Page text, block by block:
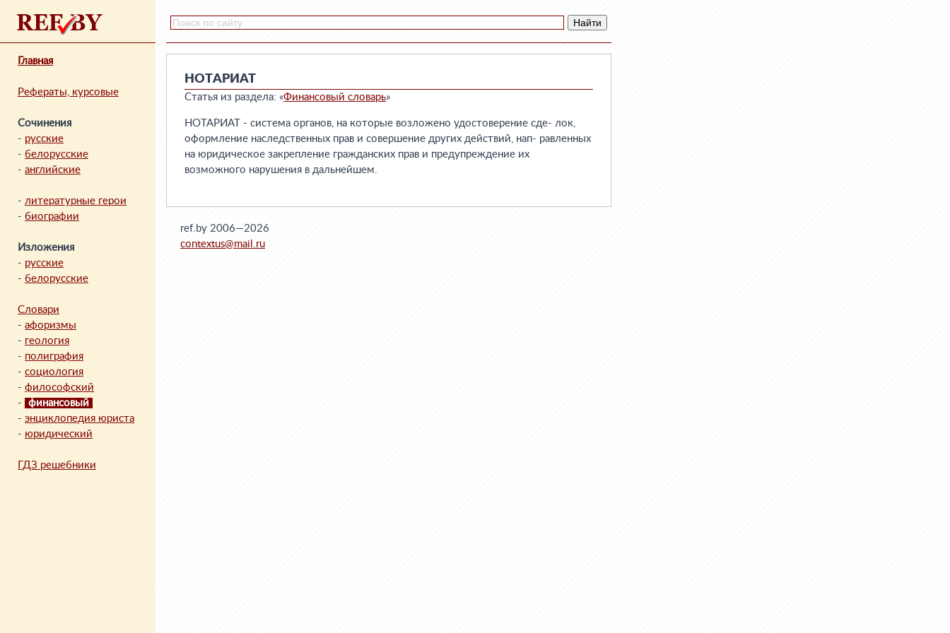
Главная
Рефераты, курсовые
Сочинения
- русские
- белорусские
- английские
- литературные герои
- биографии
Изложения
- русские
- белорусские
Словари
- афоризмы
- геология
- полиграфия
- социология
- философский
-
финансовый
- энциклопедия юриста
- юридический
ГДЗ решебники
НОТАРИАТ
Статья из раздела: «Финансовый словарь»
НОТАРИАТ - система органов, на которые возложено удостоверение сде- лок,
оформление наследственных прав и совершение других действий, нап- равленных
на юридическое закрепление гражданских прав и предупреждение их
возможного нарушения в дальнейшем.
ref.by 2006—2026
contextus@mail.ru